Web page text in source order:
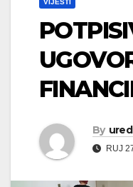
VIJESTI
By
RUJ